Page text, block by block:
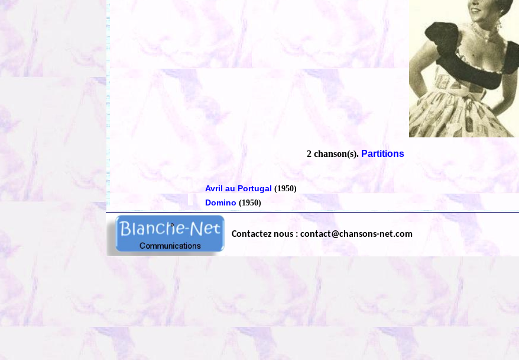
2 chanson(s). Partitions
Avril au Portugal (1950)
Domino (1950)
Contactez nous : contact@chansons-net.com